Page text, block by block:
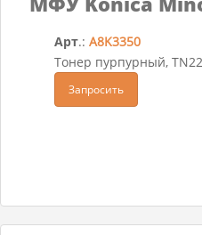
Арт.: A8K3350
Тонер пурпурный,
Запросить